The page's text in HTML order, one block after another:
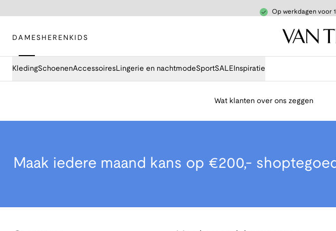
Op werkdagen voor
DAMES HEREN KIDS
KledingSchoenenAccessoiresLingerie en nachtmodeSportSALE Inspiratie
Wat klanten over ons zeggen
Maak iedere maand kans op €200,-